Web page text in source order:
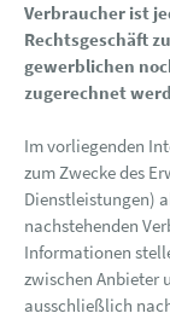
Verbraucher ist
Rechtsgeschäft
gewerblichen
zugerechnet
Im vorliegenden
zum Zwecke des
Dienstleistungen)
nachstehenden
Informationen
zwischen Anbieter
ausschließlich